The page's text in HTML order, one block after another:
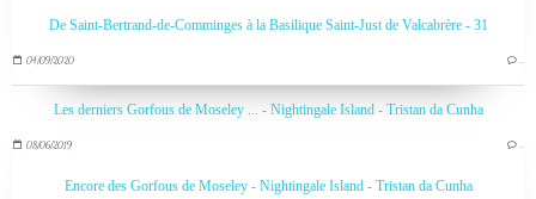
De Saint-Bertrand-de-Comminges à la Basilique Saint-Just de Valcabrère - 31
04/09/2020 …
Les derniers Gorfous de Moseley ... - Nightingale Island - Tristan da Cunha
08/06/2019 …
Encore des Gorfous de Moseley - Nightingale Island - Tristan da Cunha